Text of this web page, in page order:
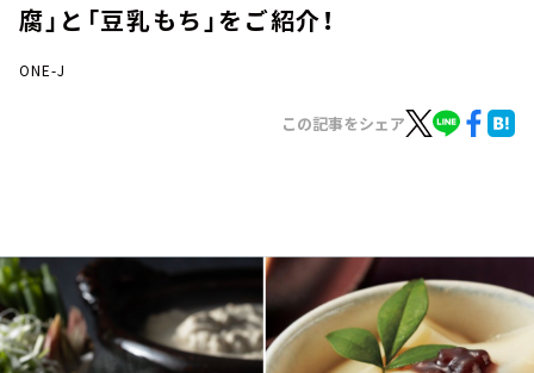
お知らせ
イベント・グッズ
YouTube
会社情報
腐」と「豆乳もち」をご紹介！
ONE-J
この記事をシェア